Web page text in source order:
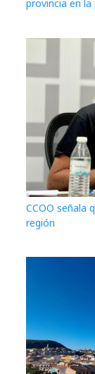
provincia en
CCOO señala
región